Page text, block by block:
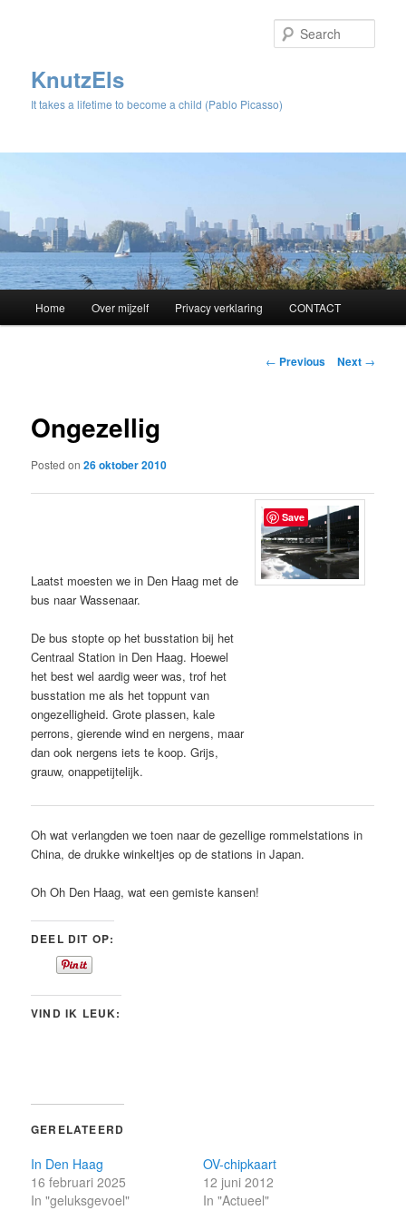
KnutzEls
It takes a lifetime to become a child (Pablo Picasso)
Skip
content
Home Over mijzelf Privacy verklaring CONTACT
Post
← Previous Next →
Ongezellig
Posted on26 oktober 2010
Laatst moesten we in Den Haag met de
bus naar Wassenaar.
De bus stopte op het busstation bij het
Centraal Station in Den Haag. Hoewel
het best wel aardig weer was, trof het
busstation me als het toppunt van
ongezelligheid. Grote plassen, kale
perrons, gierende wind en nergens, maar
dan ook nergens iets te koop. Grijs,
grauw, onappetijtelijk.
Oh wat verlangden we toen naar de gezellige rommelstations in
China, de drukke winkeltjes op de stations in Japan.
Oh Oh Den Haag, wat een gemiste kansen!
DEEL DIT OP:
VIND IK LEUK:
GERELATEERD
In Den Haag
16 februari 2025
In "geluksgevoel"
OV-chipkaart
12 juni 2012
In "Actueel"
Save